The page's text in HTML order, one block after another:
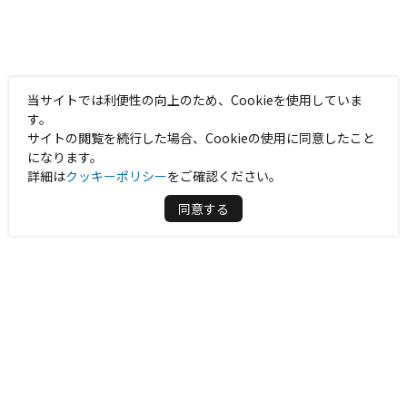
当サイトでは利便性の向上のため、Cookieを使用していま
す。
サイトの閲覧を続行した場合、Cookieの使用に同意したこと
になります。
詳細はクッキーポリシーをご確認ください。
同意する